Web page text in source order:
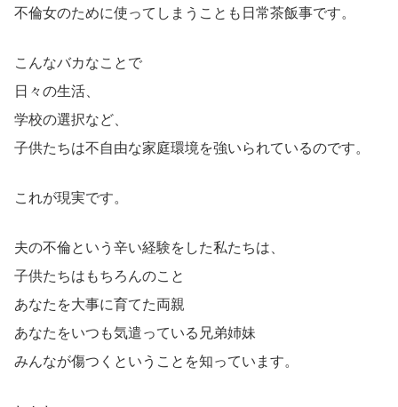
不倫女のために使ってしまうことも日常茶飯事です。
こんなバカなことで
日々の生活、
学校の選択など、
子供たちは不自由な家庭環境を強いられているのです。
これが現実です。
夫の不倫という辛い経験をした私たちは、
子供たちはもちろんのこと
あなたを大事に育てた両親
あなたをいつも気遣っている兄弟姉妹
みんなが傷つくということを知っています。